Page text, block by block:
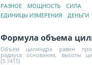
РАЗНОЕ
МОЩНОСТЬ
СИЛА
ЕДИНИЦЫ ИЗМЕРЕНИЯ
ДЕНЬГИ
Формула объема
Объем цилиндра равен
радиуса основания, высоты
(3.1415)